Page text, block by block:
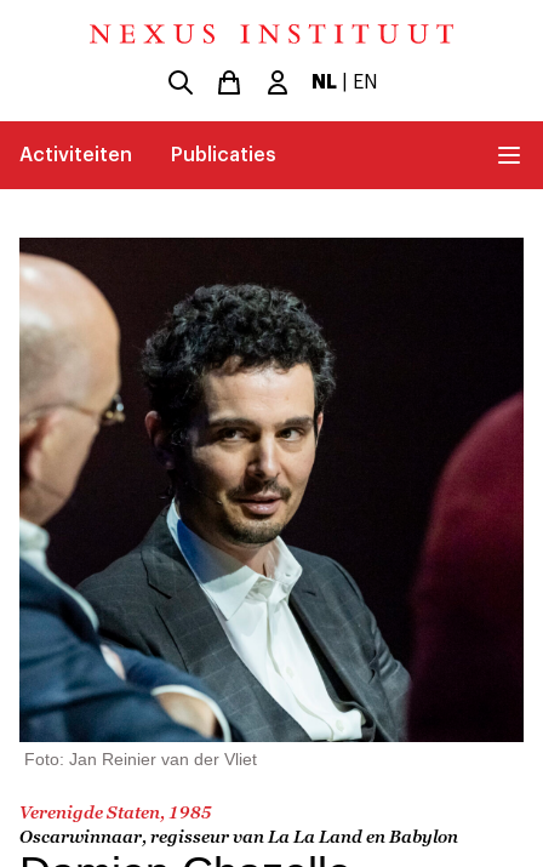
NL| EN
Activiteiten Publicaties
Foto: Jan Reinier van der Vliet
Verenigde Staten, 1985
Oscarwinnaar, regisseur van La La Landen Babylon